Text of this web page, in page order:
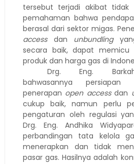
tersebut terjadi akibat tidak
pemahaman bahwa
berasal dari sektor migas.
accessdan unbundling
secara baik, dapat memicu
produk dan harga gas di
Drg. Eng.
bahwasannya persiapan
penerapan open accessdan
cukup baik, namun perlu
pengaturan oleh regulasi
Drg. Eng. Andhika
perbandingan tata kelola
menerapkan dan tidak
pasar gas. Hasilnya adalah